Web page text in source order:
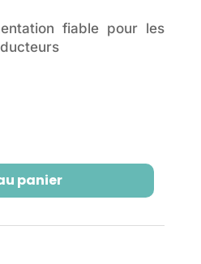
fiable pour les
panier